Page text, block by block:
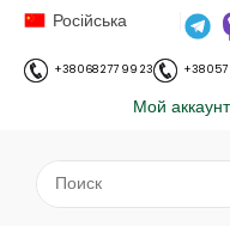
Російська
+38 068 277 99 23 +38
Мой аккаунт